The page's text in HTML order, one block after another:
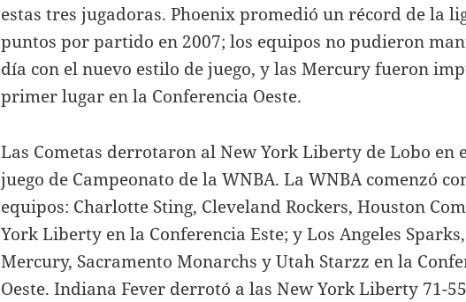
estas tres jugadoras. Phoenix promedió un récord de la
puntos por partido en 2007; los equipos no pudieron
día con el nuevo estilo de juego, y las Mercury fueron
primer lugar en la Conferencia Oeste.
Las Cometas derrotaron al New York Liberty de Lobo en
juego de Campeonato de la WNBA. La WNBA comenzó
equipos: Charlotte Sting, Cleveland Rockers, Houston
York Liberty en la Conferencia Este; y Los Angeles
Mercury, Sacramento Monarchs y Utah Starzz en la
Oeste. Indiana Fever derrotó a las New York Liberty 71-